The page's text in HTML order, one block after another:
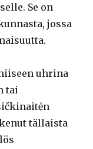
Se on
jossa
uhrina
tai
tällaista